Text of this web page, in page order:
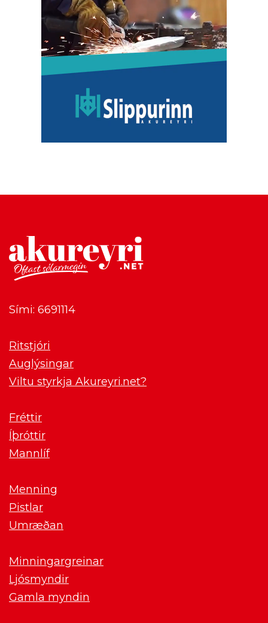
Sími: 6691114
Ritstjóri
Auglýsingar
Viltu styrkja Akureyri.net?
Fréttir
Íþróttir
Mannlíf
Menning
Pistlar
Umræðan
Minningargreinar
Ljósmyndir
Gamla myndin